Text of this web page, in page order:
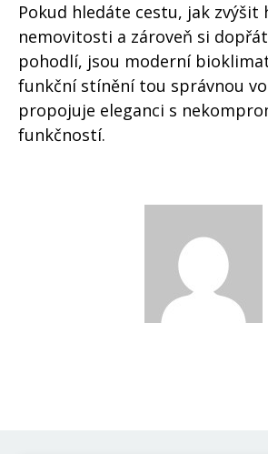
Pokud hledáte cestu, jak zvýšit
nemovitosti a zároveň si
pohodlí, jsou moderní
funkční stínění tou správnou
propojuje eleganci s
funkčností.